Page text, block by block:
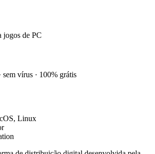
jogos de PC
vírus · 100% grátis
Linux